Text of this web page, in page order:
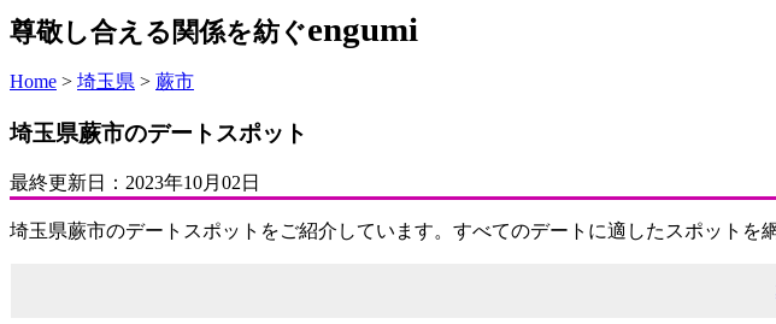
尊敬し合える関係を紡ぐengumi
Home > 埼玉県 > 蕨市
埼玉県蕨市のデートスポット
最終更新日： 2023年10月02日
埼玉県蕨市のデートスポットをご紹介しています。すべてのデートに適したスポット